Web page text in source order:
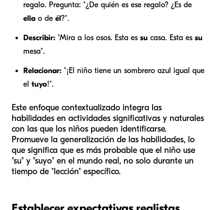
regalo. Pregunta: "¿De quién es ese regalo? ¿Es de
ella o de él?".
Describir: "Mira a los osos. Esta es su casa. Esta es su
mesa".
Relacionar: "¡El niño tiene un sombrero azul igual que
el tuyo!".
Este enfoque contextualizado integra las
habilidades en actividades significativas y naturales
con las que los niños pueden identificarse.
Promueve la generalización de las habilidades, lo
que significa que es más probable que el niño use
"su" y "suyo" en el mundo real, no solo durante un
tiempo de "lección" específico.